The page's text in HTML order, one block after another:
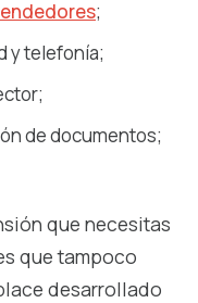
;
y telefonía;
de documentos;
que necesitas
que tampoco
desarrollado